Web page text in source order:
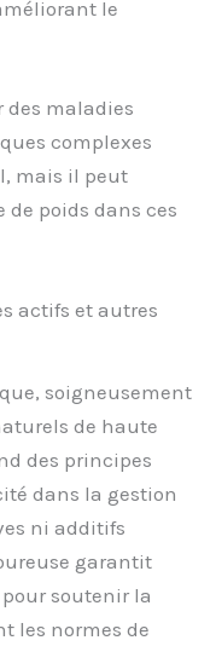
le
des maladies
complexes
mais il peut
poids dans ces
actifs et autres
soigneusement
de haute
des principes
dans la gestion
ni additifs
garantit
soutenir la
les normes de